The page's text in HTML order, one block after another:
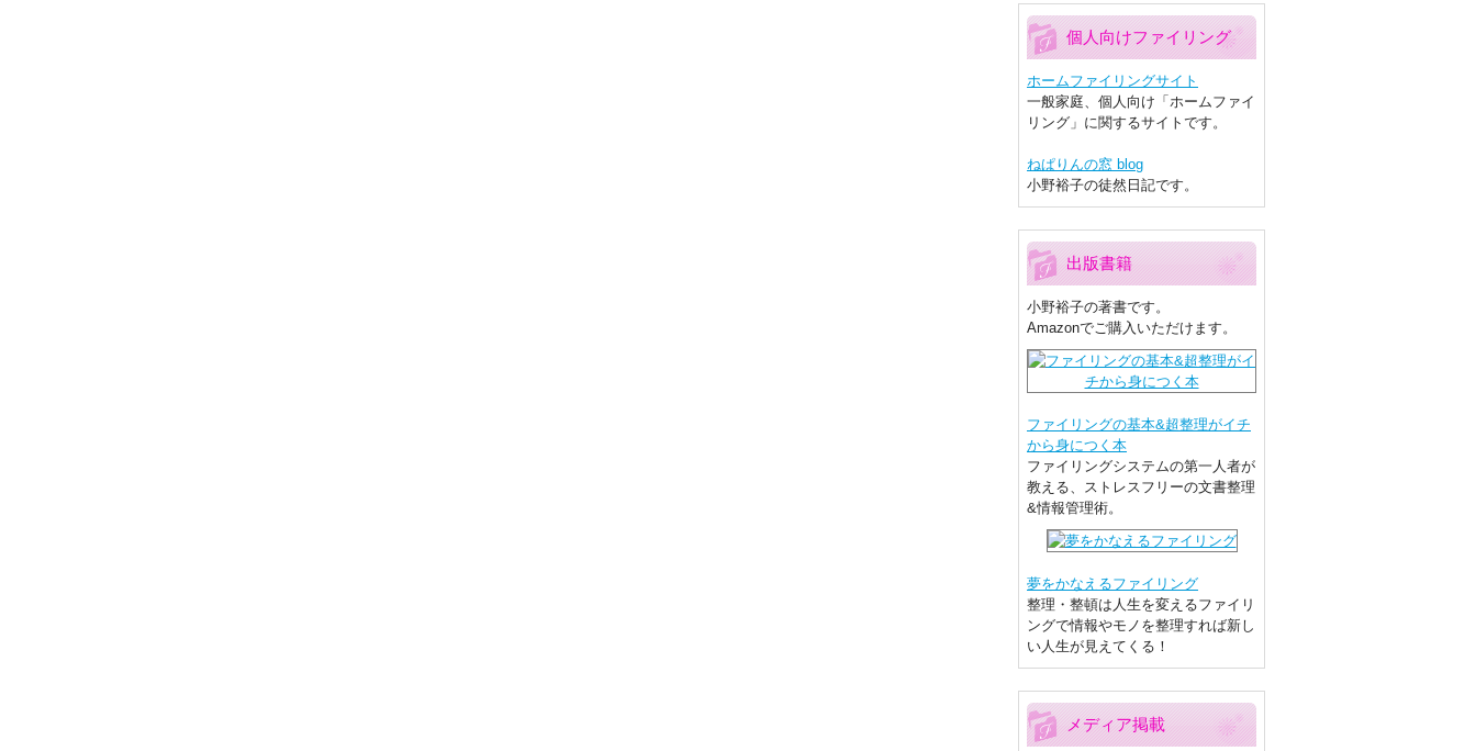
個人向けファイリング
ホームファイリングサイト
一般家庭、個人向け「ホームファイ
リング」に関するサイトです。
ねぱりんの窓 blog
小野裕子の徒然日記です。
出版書籍
小野裕子の著書です。
Amazonでご購入いただけます。
ファイリングの基本&超整理がイチ
から身につく本
ファイリングシステムの第一人者が
教える、ストレスフリーの文書整理
&情報管理術。
夢をかなえるファイリング
整理・整頓は人生を変えるファイリ
ングで情報やモノを整理すれば新し
い人生が見えてくる！
メディア掲載